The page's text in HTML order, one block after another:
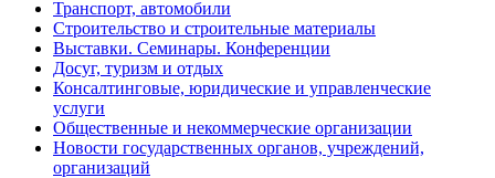
Транспорт, автомобили
Строительство и строительные материалы
Выставки. Семинары. Конференции
Досуг, туризм и отдых
Консалтинговые, юридические и управленческие
услуги
Общественные и некоммерческие организации
Новости государственных органов, учреждений,
организаций